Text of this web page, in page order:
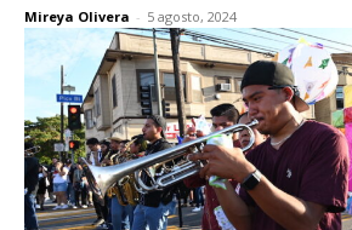
Mireya Olivera - 5 agosto, 2024